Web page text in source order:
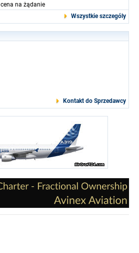
cena na żądanie
Wszystkie szczególy
Kontakt do Sprzedawcy